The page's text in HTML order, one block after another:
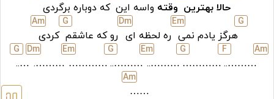
حالا بهترین وقته واسه این که دوباره برگردى
G
هرگز یادم نمى
Em
ره لحظه اى
Dm
رو که عاشقم
G
کردى
Am
Am
………..
F
…………
G
………..
Em
………..
G
…………
Em
……….
Dm
…..
G
……
Am